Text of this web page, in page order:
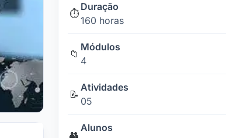
⏱️
Duração
160 horas
📁
Módulos
4
📝
Atividades
05
👥
Alunos